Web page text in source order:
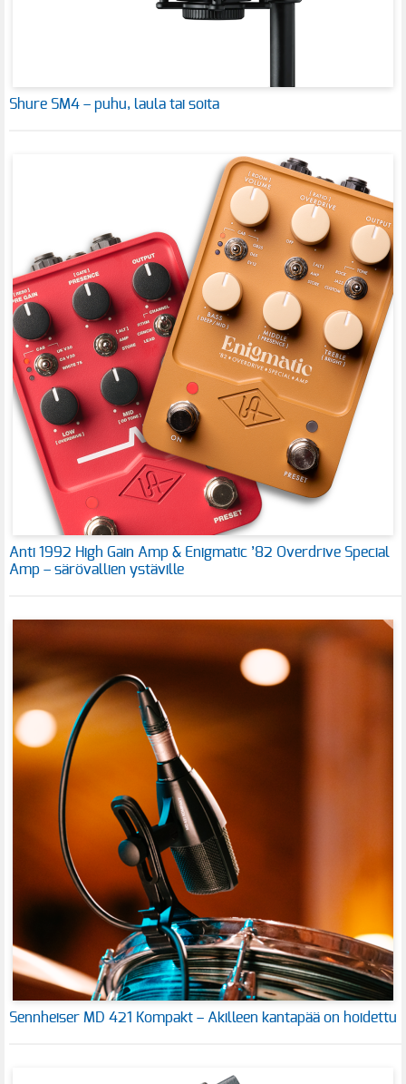
Shure SM4 – puhu, laula tai soita
Anti 1992 High Gain Amp & Enigmatic ’82 Overdrive Special
Amp – särövallien ystäville
Sennheiser MD 421 Kompakt – Akilleen kantapää on hoidettu